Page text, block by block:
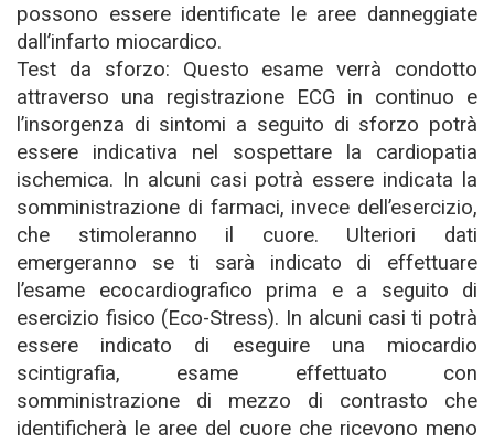
possono essere identificate le aree danneggiate
dall’infarto miocardico.
Test da sforzo: Questo esame verrà condotto
attraverso una registrazione ECG in continuo e
l’insorgenza di sintomi a seguito di sforzo potrà
essere indicativa nel sospettare la cardiopatia
ischemica. In alcuni casi potrà essere indicata la
somministrazione di farmaci, invece dell’esercizio,
che stimoleranno il cuore. Ulteriori dati
emergeranno se ti sarà indicato di effettuare
l’esame ecocardiografico prima e a seguito di
esercizio fisico (Eco-Stress). In alcuni casi ti potrà
essere indicato di eseguire una miocardio
scintigrafia, esame effettuato con
somministrazione di mezzo di contrasto che
identificherà le aree del cuore che ricevono meno